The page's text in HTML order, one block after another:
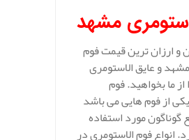
مشهد
و ارزان ترین قیمت فوم
و عایق الاستومری
ما بخواهید. فوم
از فوم هایی می باشد
گوناگون مورد استفاده
انواع فوم الاستومری در